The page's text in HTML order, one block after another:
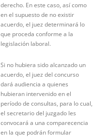
derecho. En este caso, así como
en el supuesto de no existir
acuerdo, el juez determinará lo
que proceda conforme a la
legislación laboral.
Si no hubiera sido alcanzado un
acuerdo, el juez del concurso
dará audiencia a quienes
hubieran intervenido en el
período de consultas, para lo cual,
el secretario del juzgado les
convocará a una comparecencia
en la que podrán formular